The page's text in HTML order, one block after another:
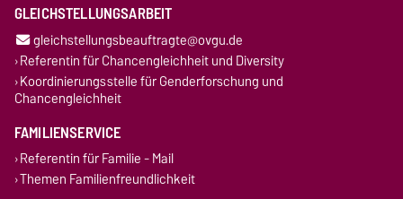
GLEICHSTELLUNGSARBEIT
gleichstellungsbeauftragte@ovgu.de
Referentin für Chancengleichheit und Diversity
Koordinierungsstelle für Genderforschung und
Chancengleichheit
FAMILIENSERVICE
Referentin für Familie - Mail
Themen Familienfreundlichkeit